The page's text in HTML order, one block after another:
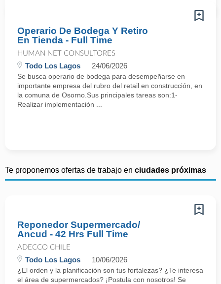
Operario De Bodega Y Retiro
En Tienda - Full Time
HUMAN NET CONSULTORES
Todo Los Lagos 24/06/2026
Se busca operario de bodega para desempeñarse en
importante empresa del rubro del retail en construcción, en
la comuna de Osorno.Sus principales tareas son:1-
Realizar implementación ...
Te proponemos ofertas de trabajo en ciudades próximas
Reponedor Supermercado/
Ancud - 42 Hrs Full Time
ADECCO CHILE
Todo Los Lagos 10/06/2026
¿El orden y la planificación son tus fortalezas? ¿Te interesa
el área de supermercados? ¡Postula con nosotros! Se